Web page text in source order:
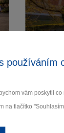
používáním
vám poskytli
na tlačítko